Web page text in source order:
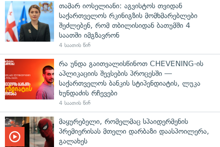
თამარ იოსელიანი: აგვისტოს თვიდან
საქართველოს რკინიგზის მომხმარებლები
შეძლებენ, რომ თბილისიდან ბათუმში 4
საათში იმგზავრონ
4 საათის წინ
რა უნდა გაითვალისწინოთ CHEVENING-ის
აპლიკაციის შევსების პროცესში —
საქართველოს ბანკის სტიპენდიატის, ლუკა
ხუნდაძის რჩევები
4 საათის წინ
მაყურებელი, რომელმაც სპაიდერმენის
პრემიერისას მთელი დარბაზი დაასპოილერა,
გალახეს